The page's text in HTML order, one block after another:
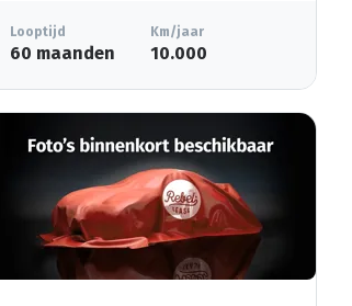
Looptijd
60 maanden
Km/jaar
10.000